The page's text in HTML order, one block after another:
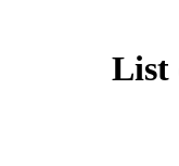
List